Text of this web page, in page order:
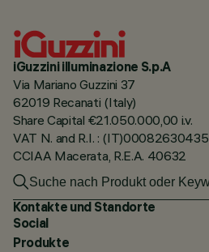
iGuzzini illuminazione S.p.A
Via Mariano Guzzini 37
62019 Recanati (Italy)
Share Capital €21.050.000,00 i.v.
VAT N. and R.I. : (IT)00082630435
CCIAA Macerata, R.E.A. 40632
Kontakte und Standorte
Social
Produkte